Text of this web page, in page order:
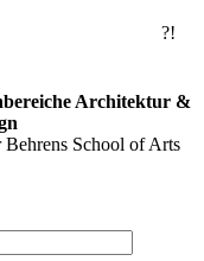
?!
Architektur &
Behrens School of Arts